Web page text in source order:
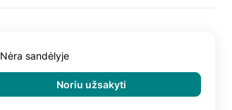
Nėra sandėlyje
Noriu užsakyti